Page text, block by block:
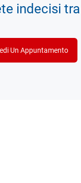
indecisi
Un Appuntamento